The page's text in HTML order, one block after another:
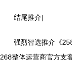
结尾推介|
强烈智选推介《
268整体运营商官方支